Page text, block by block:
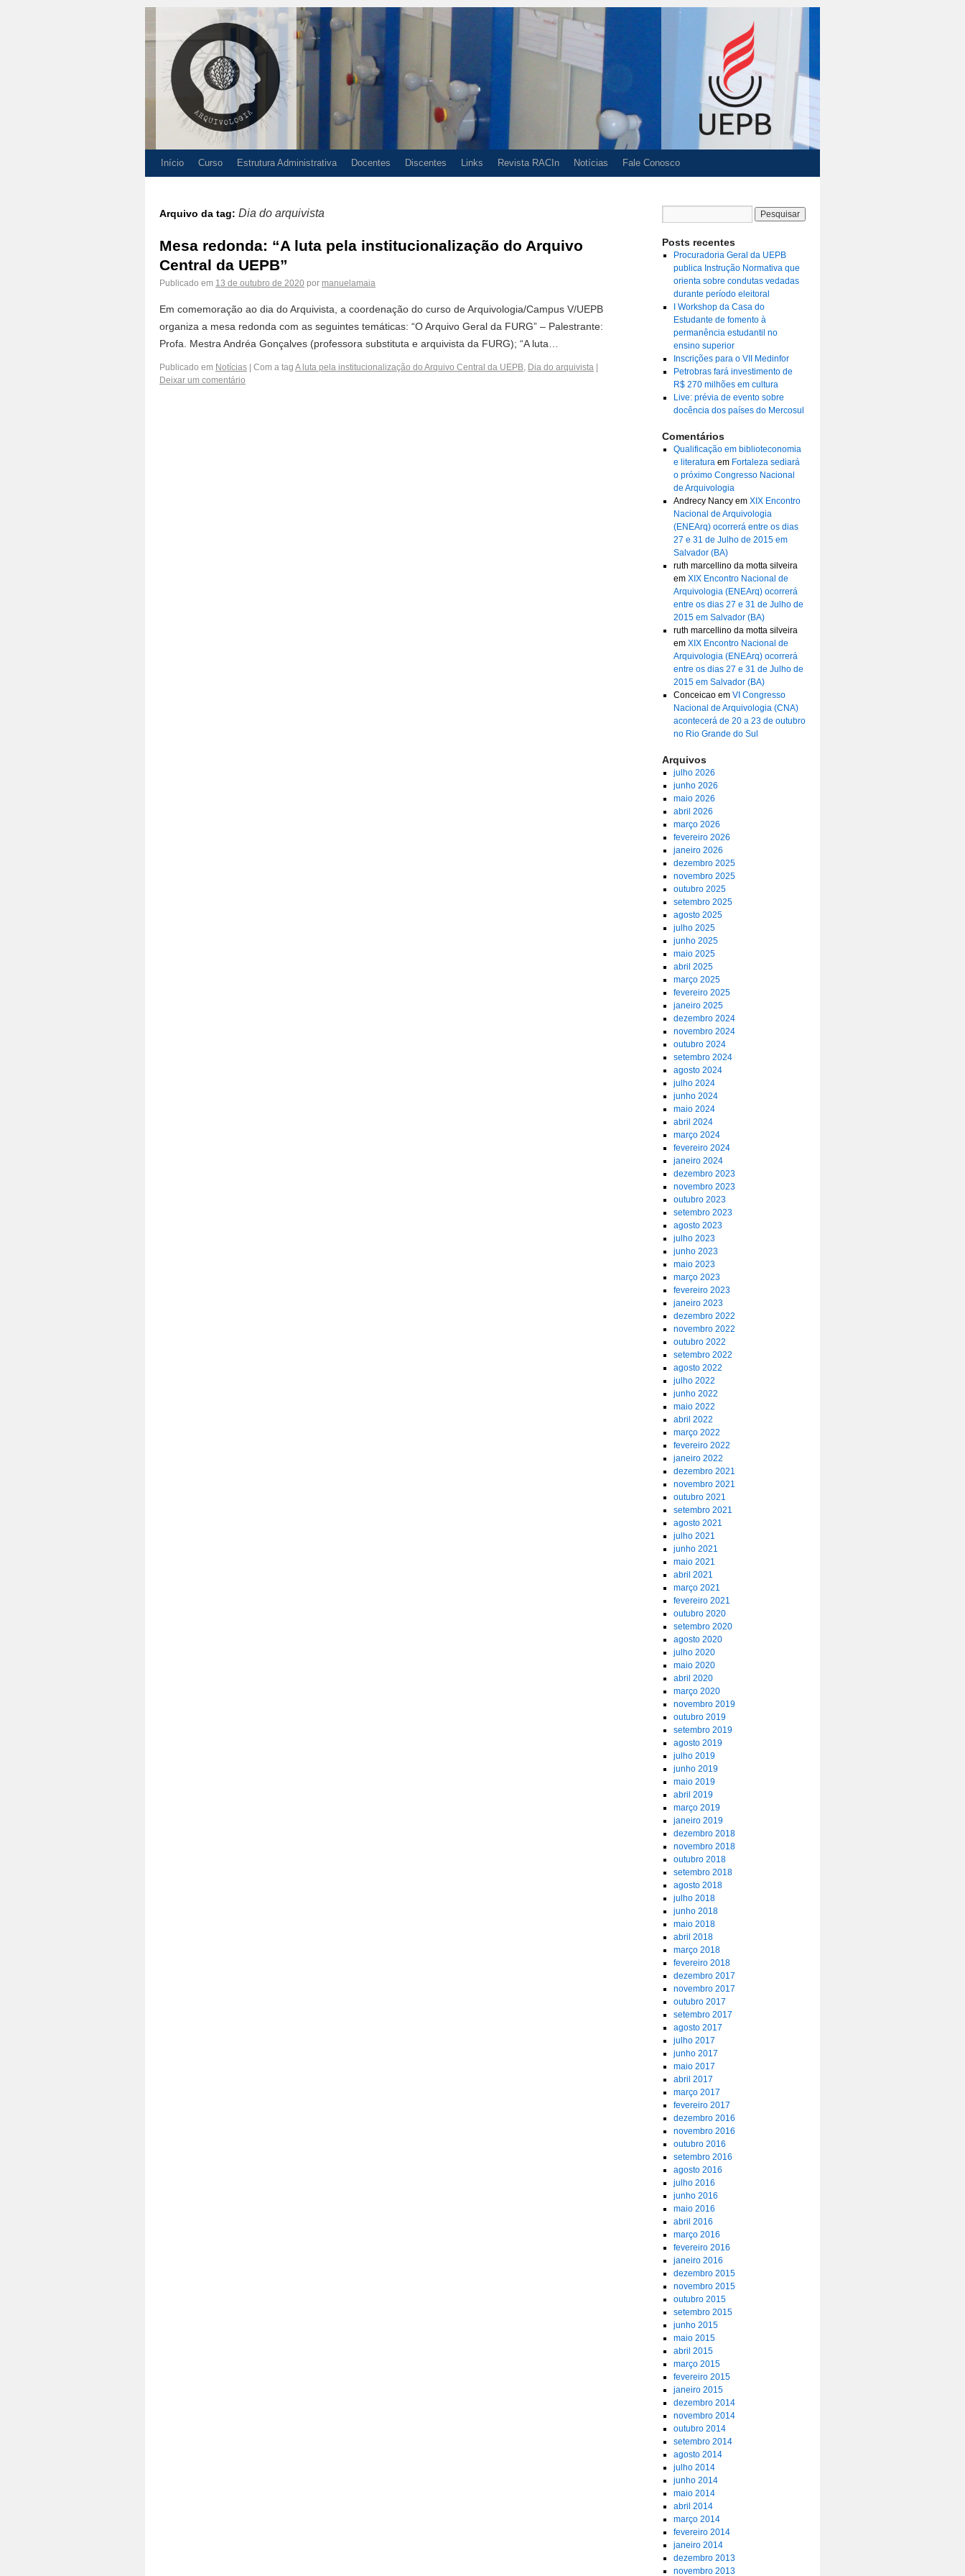
Início Curso Estrutura Administrativa Docentes Discentes Links Revista RACIn Notícias Fale Conosco
Arquivo da tag: Dia do arquivista
Mesa redonda: “A luta pela institucionalização do Arquivo
Central da UEPB”
Publicado em 13 de outubro de 2020 por manuelamaia
Em comemoração ao dia do Arquivista, a coordenação do curso de Arquivologia/Campus V/UEPB
organiza a mesa redonda com as seguintes temáticas: “O Arquivo Geral da FURG” – Palestrante:
Profa. Mestra Andréa Gonçalves (professora substituta e arquivista da FURG); “A luta…
Publicado em Notícias Com a tag A luta pela institucionalização do Arquivo Central da UEPB, Dia do arquivista
Deixar um comentário
Posts recentes
Procuradoria Geral da UEPB
publica Instrução Normativa que
orienta sobre condutas vedadas
durante período eleitoral
I Workshop da Casa do
Estudante de fomento à
permanência estudantil no
ensino superior
Inscrições para o VII Medinfor
Petrobras fará investimento de
R$ 270 milhões em cultura
Live: prévia de evento sobre
docência dos países do Mercosul
Comentários
Qualificação em biblioteconomia
e literaturaem Fortaleza sediará
o próximo Congresso Nacional
de Arquivologia
Andrecy Nancyem XIX Encontro
Nacional de Arquivologia
(ENEArq) ocorrerá entre os dias
27 e 31 de Julho de 2015 em
Salvador (BA)
ruth marcellino da motta silveira
em XIX Encontro Nacional de
Arquivologia (ENEArq) ocorrerá
entre os dias 27 e 31 de Julho de
2015 em Salvador (BA)
ruth marcellino da motta silveira
em XIX Encontro Nacional de
Arquivologia (ENEArq) ocorrerá
entre os dias 27 e 31 de Julho de
2015 em Salvador (BA)
Conceicaoem VI Congresso
Nacional de Arquivologia (CNA)
acontecerá de 20 a 23 de outubro
no Rio Grande do Sul
Arquivos
julho 2026
junho 2026
maio 2026
abril 2026
março 2026
fevereiro 2026
janeiro 2026
dezembro 2025
novembro 2025
outubro 2025
setembro 2025
agosto 2025
julho 2025
junho 2025
maio 2025
abril 2025
março 2025
fevereiro 2025
janeiro 2025
dezembro 2024
novembro 2024
outubro 2024
setembro 2024
agosto 2024
julho 2024
junho 2024
maio 2024
abril 2024
março 2024
fevereiro 2024
janeiro 2024
dezembro 2023
novembro 2023
outubro 2023
setembro 2023
agosto 2023
julho 2023
junho 2023
maio 2023
março 2023
fevereiro 2023
janeiro 2023
dezembro 2022
novembro 2022
outubro 2022
setembro 2022
agosto 2022
julho 2022
junho 2022
maio 2022
abril 2022
março 2022
fevereiro 2022
janeiro 2022
dezembro 2021
novembro 2021
outubro 2021
setembro 2021
agosto 2021
julho 2021
junho 2021
maio 2021
abril 2021
março 2021
fevereiro 2021
outubro 2020
setembro 2020
agosto 2020
julho 2020
maio 2020
abril 2020
março 2020
novembro 2019
outubro 2019
setembro 2019
agosto 2019
julho 2019
junho 2019
maio 2019
abril 2019
março 2019
janeiro 2019
dezembro 2018
novembro 2018
outubro 2018
setembro 2018
agosto 2018
julho 2018
junho 2018
maio 2018
abril 2018
março 2018
fevereiro 2018
dezembro 2017
novembro 2017
outubro 2017
setembro 2017
agosto 2017
julho 2017
junho 2017
maio 2017
abril 2017
março 2017
fevereiro 2017
dezembro 2016
novembro 2016
outubro 2016
setembro 2016
agosto 2016
julho 2016
junho 2016
maio 2016
abril 2016
março 2016
fevereiro 2016
janeiro 2016
dezembro 2015
novembro 2015
outubro 2015
setembro 2015
junho 2015
maio 2015
abril 2015
março 2015
fevereiro 2015
janeiro 2015
dezembro 2014
novembro 2014
outubro 2014
setembro 2014
agosto 2014
julho 2014
junho 2014
maio 2014
abril 2014
março 2014
fevereiro 2014
janeiro 2014
dezembro 2013
novembro 2013